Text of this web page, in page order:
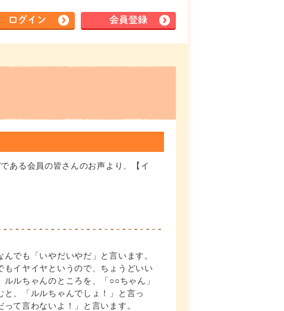
ログイン 会員登録
ある会員の皆さんのお声より、【イ
でも「いやだいやだ」と言います。
もイヤイヤというので、ちょうどいい
ルルちゃんのところを、「○○ちゃん」
と、「ルルちゃんでしょ！」と言っ
て言わないよ！」と言います。